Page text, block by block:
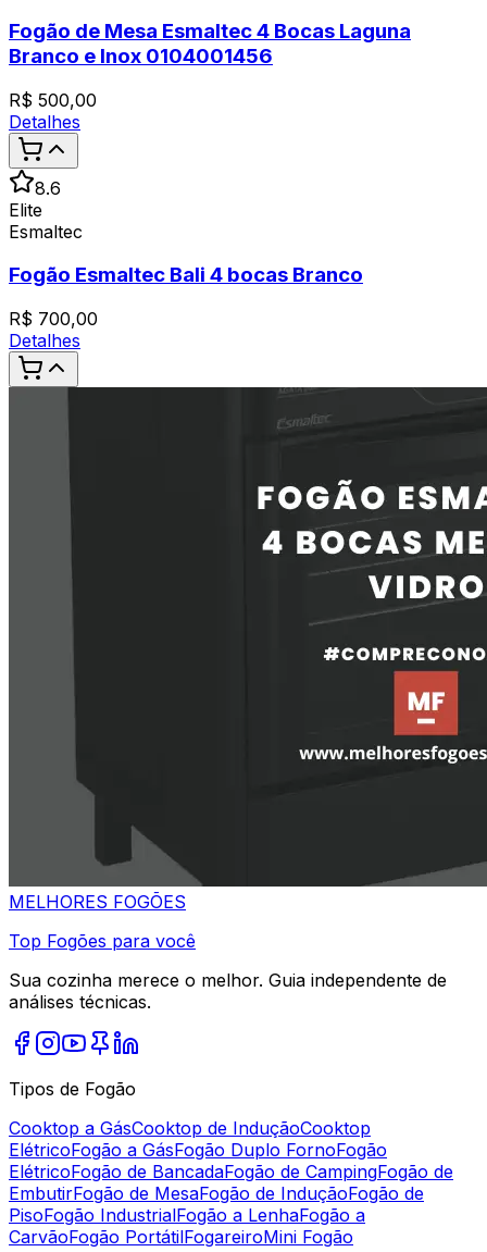
Fogão de Mesa Esmaltec 4 Bocas Laguna
Branco e Inox 0104001456
R$ 500,00
Detalhes
8.6
Elite
Esmaltec
Fogão Esmaltec Bali 4 bocas Branco
R$ 700,00
Detalhes
MELHORES FOGÕES
Top Fogões para você
Sua cozinha merece o melhor. Guia independente de
análises técnicas.
Tipos de Fogão
Cooktop a GásCooktop de InduçãoCooktop
ElétricoFogão a GásFogão Duplo FornoFogão
ElétricoFogão de BancadaFogão de CampingFogão de
EmbutirFogão de MesaFogão de InduçãoFogão de
PisoFogão IndustrialFogão a LenhaFogão a
CarvãoFogão PortátilFogareiroMini Fogão